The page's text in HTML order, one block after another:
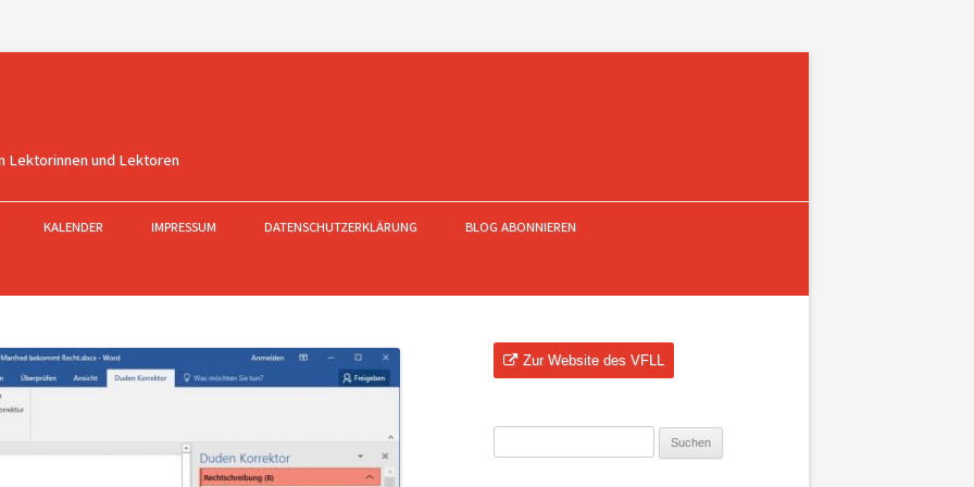
Lektorinnen und Lektoren
KALENDER IMPRESSUM DATENSCHUTZERKLÄRUNG BLOG ABONNIEREN
Zur Website des VFLL